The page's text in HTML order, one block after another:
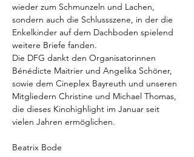
wieder zum Schmunzeln und Lachen,
sondern auch die Schlussszene, in der die
Enkelkinder auf dem Dachboden spielend
weitere Briefe fanden.
Die DFG dankt den Organisatorinnen
Bénédicte Maitrier und Angelika Schöner,
sowie dem Cineplex Bayreuth und unseren
Mitgliedern Christine und Michael Thomas,
die dieses Kinohighlight im Januar seit
vielen Jahren ermöglichen.
Beatrix Bode